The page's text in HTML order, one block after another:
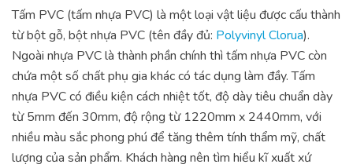
Tấm PVC (tấm nhựa PVC) là một loại vật liệu được cấu thành
từ bột gỗ, bột nhựa PVC (tên đầy đủ: Polyvinyl Clorua).
Ngoài nhựa PVC là thành phần chính thì tấm nhựa PVC còn
chứa một số chất phụ gia khác có tác dụng làm đầy. Tấm
nhựa PVC có điều kiện cách nhiệt tốt, độ dày tiêu chuẩn dày
từ 5mm đến 30mm, độ rộng từ 1220mm x 2440mm, với
nhiều màu sắc phong phú để tăng thêm tính thẩm mỹ, chất
lượng của sản phẩm. Khách hàng nên tìm hiểu kĩ xuất xứ